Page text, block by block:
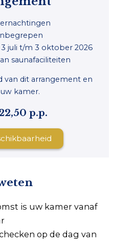
juli t/m 3 oktober 2026
saunafaciliteiten
van dit arrangement en
uw kamer.
p.p.
is uw kamer vanaf
op de dag van